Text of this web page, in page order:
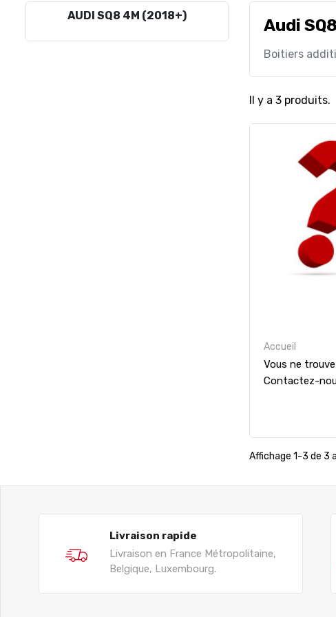
AUDI SQ8 4M (2018+)
Audi
Boitiers
Il y a 3 produits.
Accueil
Vous ne
Contactez-
Affichage 1-3 de 3
Livraison rapide
Livraison en France Métropolitaine,
Belgique, Luxembourg.